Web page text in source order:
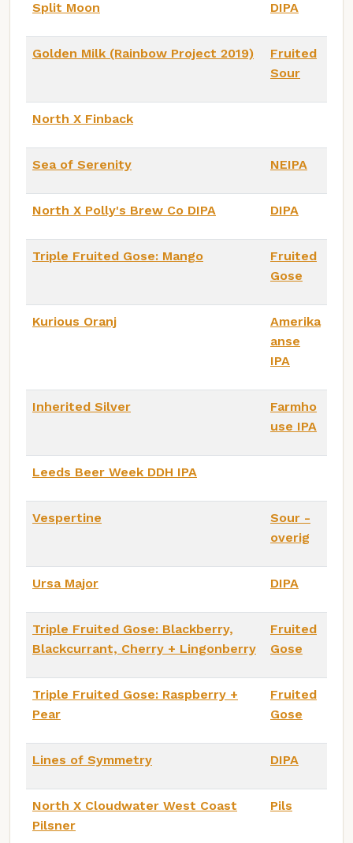
Split Moon DIPA
Golden Milk (Rainbow Project 2019)
Fruited
Sour
North X Finback
Sea of Serenity NEIPA
North X Polly's Brew Co DIPA DIPA
Triple Fruited Gose: Mango
Fruited
Gose
Kurious Oranj
Amerika
anse
IPA
Inherited Silver
Farmho
use IPA
Leeds Beer Week DDH IPA
Vespertine
Sour -
overig
Ursa Major DIPA
Triple Fruited Gose: Blackberry,
Blackcurrant, Cherry + Lingonberry
Fruited
Gose
Triple Fruited Gose: Raspberry +
Pear
Fruited
Gose
Lines of Symmetry DIPA
North X Cloudwater West Coast
Pilsner
Pils